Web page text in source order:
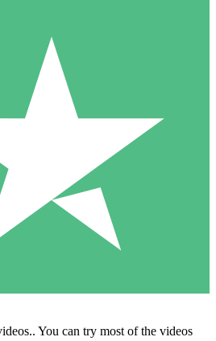
You can try most of the videos